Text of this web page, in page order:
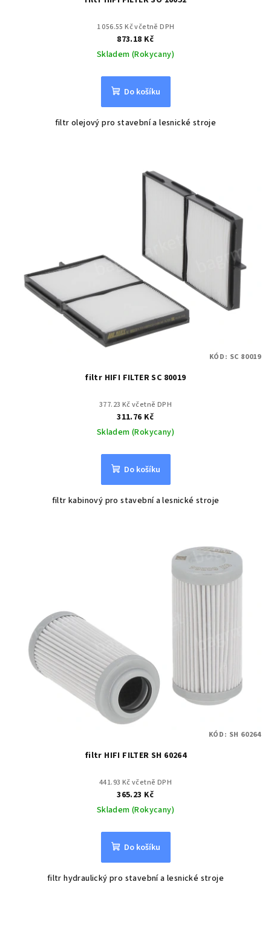
1 056.55 Kč včetně DPH
873.18 Kč
Skladem (Rokycany)
Do košíku
filtr olejový pro stavební a lesnické stroje
filtr HIFI FILTER SC 80019
377.23 Kč včetně DPH
311.76 Kč
Skladem (Rokycany)
Do košíku
filtr kabinový pro stavební a lesnické stroje
KÓD: SC 80019
filtr HIFI FILTER SH 60264
441.93 Kč včetně DPH
365.23 Kč
Skladem (Rokycany)
Do košíku
filtr hydraulický pro stavební a lesnické stroje
KÓD: SH 60264